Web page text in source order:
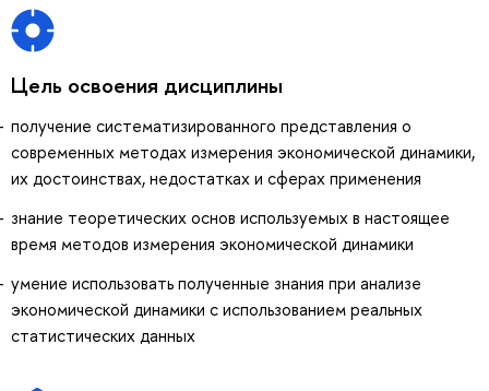
Цель освоения дисциплины
получение систематизированного представления о
современных методах измерения экономической динамики,
их достоинствах, недостатках и сферах применения
знание теоретических основ используемых в настоящее
время методов измерения экономической динамики
умение использовать полученные знания при анализе
экономической динамики с использованием реальных
статистических данных